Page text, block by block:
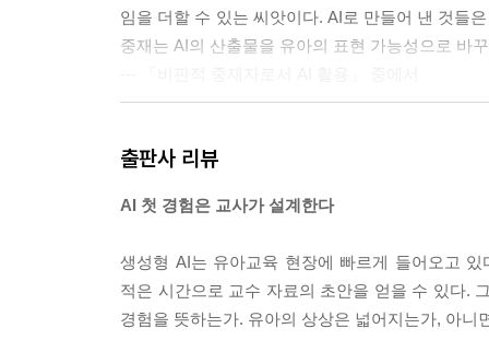
임을 더할 수 있는 씨앗이다. AI로 만들어 낸 것들
중재는 AI의 산출물을 유아의 표현 가능성으로 바
어떤 표현을 열거나 닫을지, 어떤 유아에게 낯설
고, 동료와 함께 다시 살피는 과정에서 조금씩 길
가. 아이가 끼어들 수 있는 여백이 사라졌는가. 이
있다. 그래서 오류를 보는 감각은 수정의 시작인
--- 「편향과 오류를 걸러내는 민감성」 중에서
출판사 리뷰
AI 첫 경험은 교사가 설계한다
생성형 AI는 유아교육 현장에 빠르게 들어오고
적은 시간으로 교수 자료의 초안을 얻을 수 있다.
경험을 뜻하는가. 유아의 상상은 넓어지는가, 아니